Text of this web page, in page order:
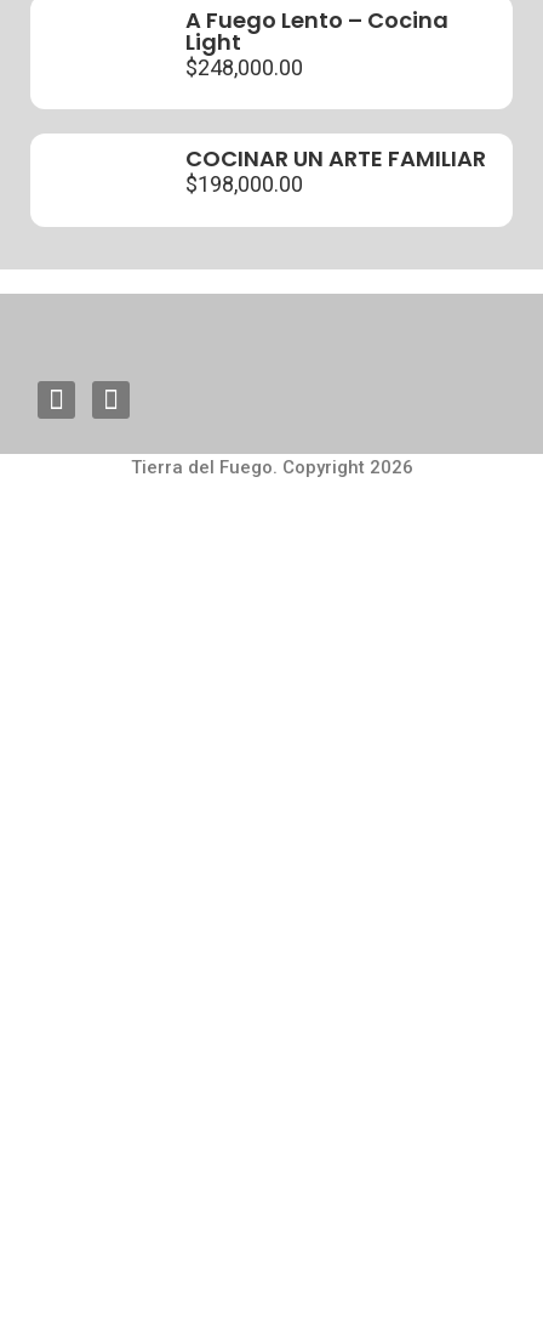
A Fuego Lento – Cocina
Light
$248,000.00
COCINAR UN ARTE FAMILIAR
$198,000.00
Tierra del Fuego. Copyright 2026